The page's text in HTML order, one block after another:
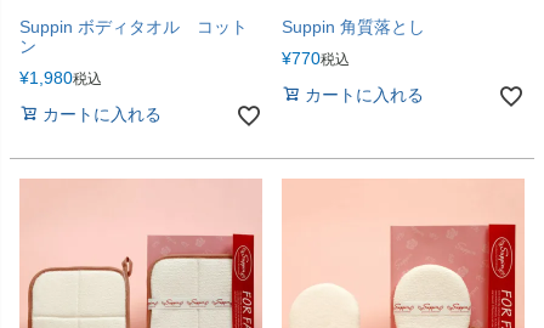
Suppin ボディタオル コット
ン
¥1,980税込
カートに入れる
Suppin 角質落とし
¥770税込
カートに入れる